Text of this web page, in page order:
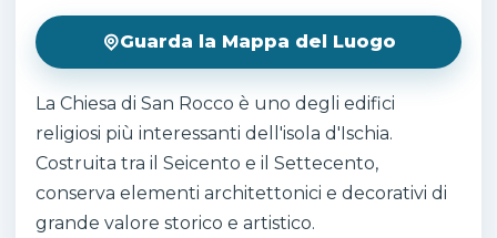
Guarda la Mappa del Luogo
La Chiesa di San Rocco è uno degli edifici
religiosi più interessanti dell'isola d'Ischia.
Costruita tra il Seicento e il Settecento,
conserva elementi architettonici e decorativi di
grande valore storico e artistico.